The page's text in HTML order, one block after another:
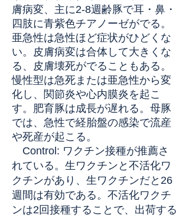
膚病変、主に2-8週齢豚で耳・鼻・
四肢に青紫色チアノーゼがでる。
亜急性は急性ほど症状がひどくな
い。皮膚病変は合体して大きくな
る、皮膚壊死がでることもある。
慢性型は急死または亜急性から変
化し、関節炎や心内膜炎を起こ
す。肥育豚は成長が遅れる。母豚
では、急性で経胎盤の感染で流産
や死産が起こる。
Control: ワクチン接種が推薦さ
れている。生ワクチンと不活化ワ
クチンがあり、生ワクチンだと26
週間は有効である。不活化ワクチ
ンは2回接種することで、出荷する